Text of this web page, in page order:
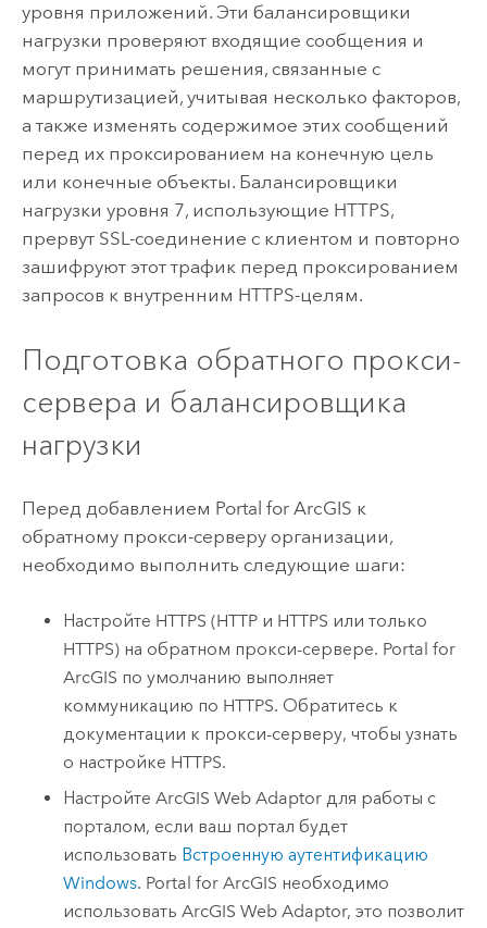
уровня приложений. Эти балансировщики
нагрузки проверяют входящие сообщения и
могут принимать решения, связанные с
маршрутизацией, учитывая несколько факторов,
а также изменять содержимое этих сообщений
перед их проксированием на конечную цель
или конечные объекты. Балансировщики
нагрузки уровня 7, использующие HTTPS,
прервут SSL-соединение с клиентом и повторно
зашифруют этот трафик перед проксированием
запросов к внутренним HTTPS-целям.
Подготовка обратного прокси-
сервера и балансировщика
нагрузки
Перед добавлением Portal for ArcGIS к
обратному прокси-серверу организации,
необходимо выполнить следующие шаги:
Настройте HTTPS (HTTP и HTTPS или только
HTTPS) на обратном прокси-сервере. Portal for
ArcGIS по умолчанию выполняет
коммуникацию по HTTPS. Обратитесь к
документации к прокси-серверу, чтобы узнать
о настройке HTTPS.
НастройтеArcGIS Web Adaptor для работы с
порталом, если ваш портал будет
использовать Встроенную аутентификацию
Windows. Portal for ArcGIS необходимо
использоватьArcGIS Web Adaptor, это позволит